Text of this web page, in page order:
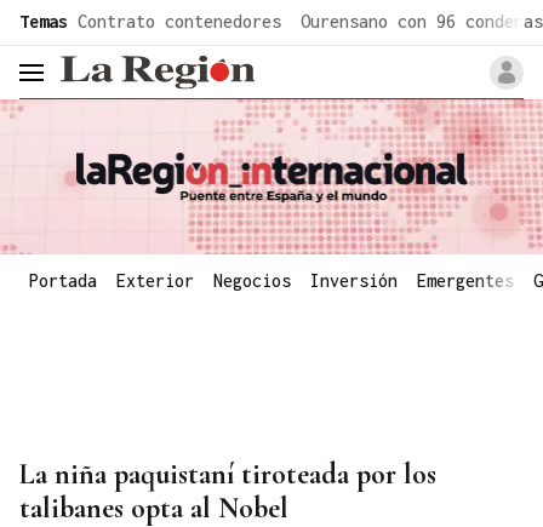
Temas Contrato contenedores Ourensano con 96 condenas
header.menu.open
Portada Exterior Negocios Inversión Emergentes
La niña paquistaní tiroteada por los
talibanes opta al Nobel